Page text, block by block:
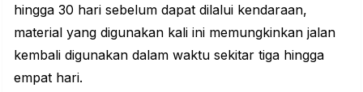
hingga 30 hari sebelum dapat dilalui kendaraan,
material yang digunakan kali ini memungkinkan jalan
kembali digunakan dalam waktu sekitar tiga hingga
empat hari.